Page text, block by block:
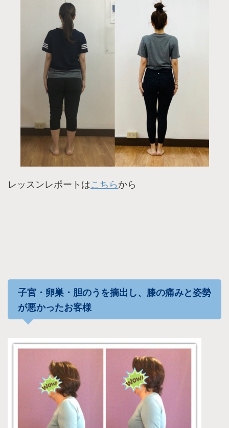
レッスンレポートはこちらから
子宮・卵巣・胆のうを摘出し、膝の痛みと姿勢
が悪かったお客様